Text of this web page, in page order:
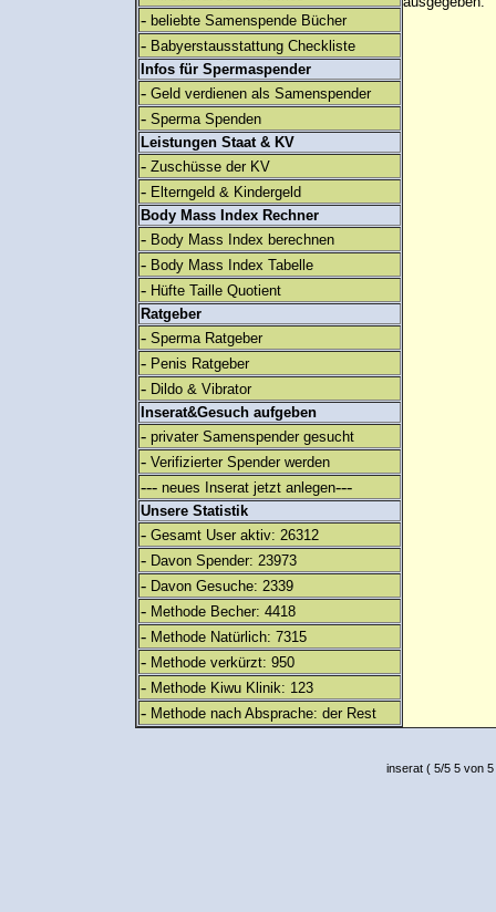
- beliebte Samenspende Bücher
- Babyerstausstattung Checkliste
Infos für Spermaspender
- Geld verdienen als Samenspender
- Sperma Spenden
Leistungen Staat & KV
- Zuschüsse der KV
- Elterngeld & Kindergeld
Body Mass Index Rechner
- Body Mass Index berechnen
- Body Mass Index Tabelle
- Hüfte Taille Quotient
Ratgeber
- Sperma Ratgeber
- Penis Ratgeber
- Dildo & Vibrator
Inserat&Gesuch aufgeben
- privater Samenspender gesucht
- Verifizierter Spender werden
--- neues Inserat jetzt anlegen---
Unsere Statistik
- Gesamt User aktiv: 26312
- Davon Spender: 23973
- Davon Gesuche: 2339
- Methode Becher: 4418
- Methode Natürlich: 7315
- Methode verkürzt: 950
- Methode Kiwu Klinik: 123
- Methode nach Absprache: der Rest
inserat( 5/5 5 von 5